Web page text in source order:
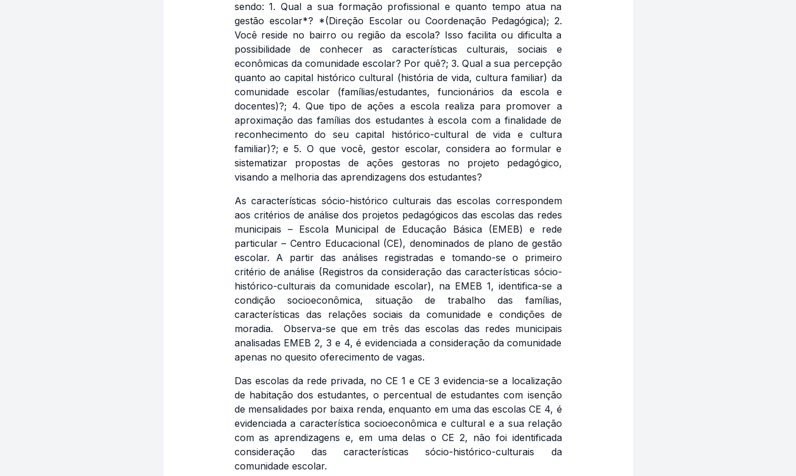
sendo: 1. Qual a sua formação profissional e quanto tempo atua na
gestão escolar*? *(Direção Escolar ou Coordenação Pedagógica); 2.
Você reside no bairro ou região da escola? Isso facilita ou dificulta a
possibilidade de conhecer as características culturais, sociais e
econômicas da comunidade escolar? Por quê?; 3. Qual a sua percepção
quanto ao capital histórico cultural (história de vida, cultura familiar) da
comunidade escolar (famílias/estudantes, funcionários da escola e
docentes)?; 4. Que tipo de ações a escola realiza para promover a
aproximação das famílias dos estudantes à escola com a finalidade de
reconhecimento do seu capital histórico-cultural de vida e cultura
familiar)?; e 5. O que você, gestor escolar, considera ao formular e
sistematizar propostas de ações gestoras no projeto pedagógico,
visando a melhoria das aprendizagens dos estudantes?
As características sócio-histórico culturais das escolas correspondem
aos critérios de análise dos projetos pedagógicos das escolas das redes
municipais – Escola Municipal de Educação Básica (EMEB) e rede
particular – Centro Educacional (CE), denominados de plano de gestão
escolar. A partir das análises registradas e tomando-se o primeiro
critério de análise (Registros da consideração das características sócio-
histórico-culturais da comunidade escolar), na EMEB 1, identifica-se a
condição socioeconômica, situação de trabalho das famílias,
características das relações sociais da comunidade e condições de
moradia. Observa-se que em três das escolas das redes municipais
analisadas EMEB 2, 3 e 4, é evidenciada a consideração da comunidade
apenas no quesito oferecimento de vagas.
Das escolas da rede privada, no CE 1 e CE 3 evidencia-se a localização
de habitação dos estudantes, o percentual de estudantes com isenção
de mensalidades por baixa renda, enquanto em uma das escolas CE 4, é
evidenciada a característica socioeconômica e cultural e a sua relação
com as aprendizagens e, em uma delas o CE 2, não foi identificada
consideração das características sócio-histórico-culturais da
comunidade escolar.